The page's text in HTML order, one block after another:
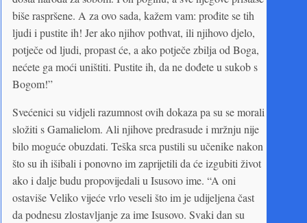
biše raspršene. A za ovo sada, kažem vam: prođite se tih
ljudi i pustite ih! Jer ako njihov pothvat, ili njihovo djelo,
potječe od ljudi, propast će, a ako potječe zbilja od Boga,
nećete ga moći uništiti. Pustite ih, da ne dođete u sukob s
Bogom!”
Svećenici su vidjeli razumnost ovih dokaza pa su se morali
složiti s Gamalielom. Ali njihove predrasude i mržnju nije
bilo moguće obuzdati. Teška srca pustili su učenike nakon
što su ih išibali i ponovno im zaprijetili da će izgubiti život
ako i dalje budu propovijedali u Isusovo ime. “A oni
ostaviše Veliko vijeće vrlo veseli što im je udijeljena čast
da podnesu zlostavljanje za ime Isusovo. Svaki dan su